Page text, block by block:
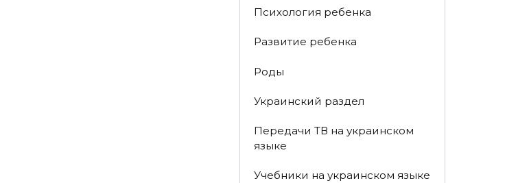
Психология ребенка
Развитие ребенка
Роды
Украинский раздел
Передачи ТВ на украинском
языке
Учебники на украинском языке